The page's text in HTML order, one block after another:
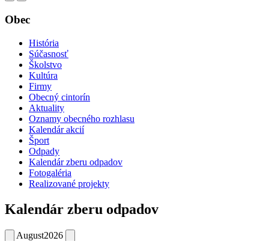
Obec
História
Súčasnosť
Školstvo
Kultúra
Firmy
Obecný cintorín
Aktuality
Oznamy obecného rozhlasu
Kalendár akcií
Šport
Odpady
Kalendár zberu odpadov
Fotogaléria
Realizované projekty
Kalendár zberu odpadov
August2026